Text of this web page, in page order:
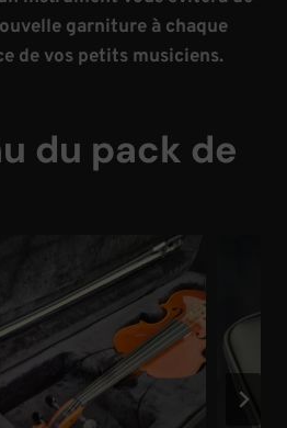
garniture à chaque
de vos petits musiciens.
du pack de